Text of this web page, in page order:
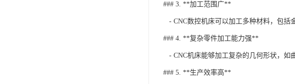
### 3. **加工范围广**
- CNC数控机床可以加工多种材料，包括
### 4. **复杂零件加工能力强**
- CNC机床能够加工复杂的几何形状，如
### 5. **生产效率高**